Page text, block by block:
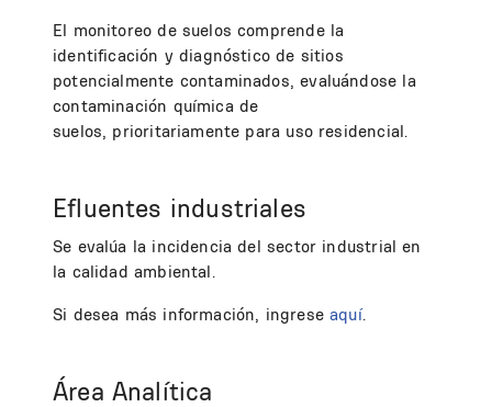
El monitoreo de suelos comprende la
identificación y diagnóstico de sitios
potencialmente contaminados, evaluándose la
contaminación química de
suelos, prioritariamente para uso residencial.
Efluentes industriales
Se evalúa la incidencia del sector industrial en
la calidad ambiental.
Si desea más información, ingreseaquí.
Área Analítica